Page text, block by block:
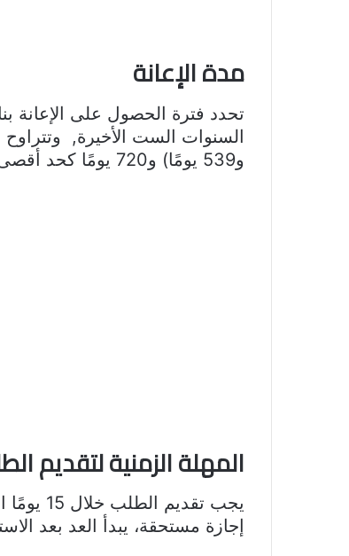
مدة الإعانة
تحدد فترة الحصول على الإعانة
و539 يومًا) و720 يومًا كحد أقصى (لمن اشترك لمدة لا تقل عن 2,160 يومًا).
المهلة الزمنية لتقديم
يجب
إجازة مستحقة، يبدأ العد بعد